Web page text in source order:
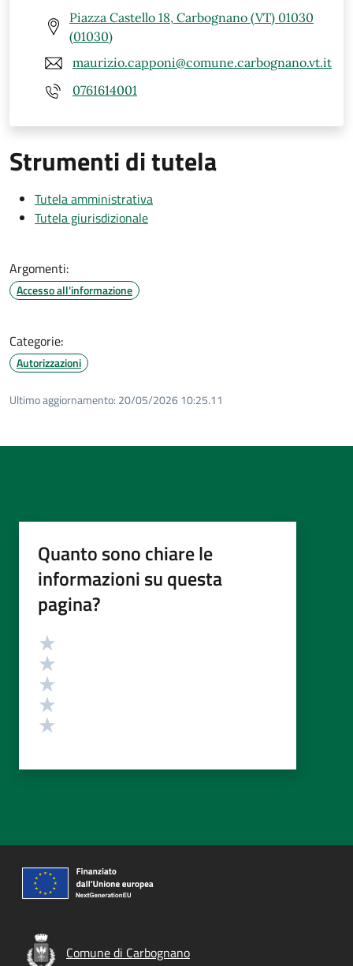
Piazza Castello 18, Carbognano (VT) 01030
(01030)
maurizio.capponi@comune.carbognano.vt.it
0761614001
Strumenti di tutela
Tutela amministrativa
Tutela giurisdizionale
Argomenti:
Accesso all'informazione
Categorie:
Autorizzazioni
Ultimo aggiornamento: 20/05/2026 10:25.11
Quanto sono chiare le
informazioni su questa
pagina?
Valutazione
Comune di Carbognano